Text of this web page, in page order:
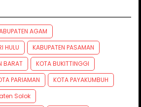
AGAM
HULU
KABUPATEN PASAMAN
BARAT
KOTA BUKITTINGGI
PARIAMAN
KOTA PAYAKUMBUH
Solok